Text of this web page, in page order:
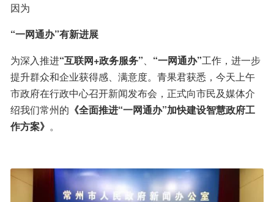
因为
“一网通办”有新进展
为深入推进“互联网+政务服务”、 “一网通办”工作，进一步
提升群众和企业获得感、满意度。青果君获悉，今天上午
市政府在行政中心召开新闻发布会，正式向市民及媒体介
绍我们常州的 《全面推进“一网通办”加快建设智慧政府工
作方案》 。